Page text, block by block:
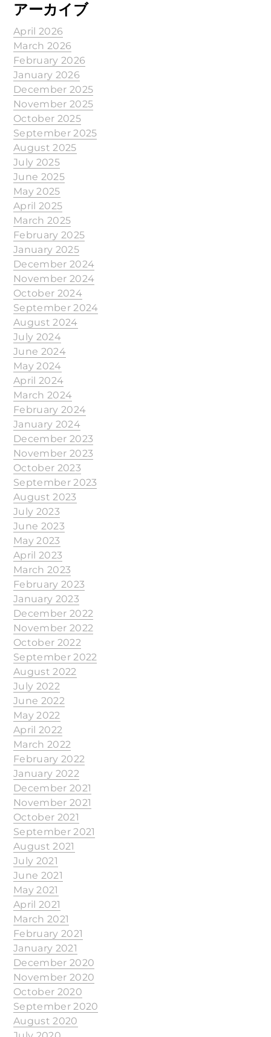
アーカイブ
April 2026
March 2026
February 2026
January 2026
December 2025
November 2025
October 2025
September 2025
August 2025
July 2025
June 2025
May 2025
April 2025
March 2025
February 2025
January 2025
December 2024
November 2024
October 2024
September 2024
August 2024
July 2024
June 2024
May 2024
April 2024
March 2024
February 2024
January 2024
December 2023
November 2023
October 2023
September 2023
August 2023
July 2023
June 2023
May 2023
April 2023
March 2023
February 2023
January 2023
December 2022
November 2022
October 2022
September 2022
August 2022
July 2022
June 2022
May 2022
April 2022
March 2022
February 2022
January 2022
December 2021
November 2021
October 2021
September 2021
August 2021
July 2021
June 2021
May 2021
April 2021
March 2021
February 2021
January 2021
December 2020
November 2020
October 2020
September 2020
August 2020